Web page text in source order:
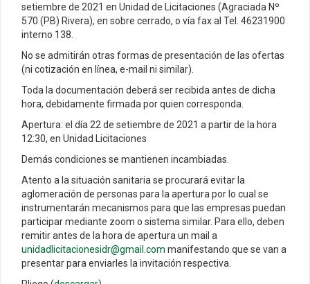
setiembre de 2021 en Unidad de Licitaciones (Agraciada Nº
570 (PB) Rivera), en sobre cerrado, o vía fax al Tel. 46231900
interno 138.
No se admitirán otras formas de presentación de las ofertas
(ni cotización en línea, e-mail ni similar).
Toda la documentación deberá ser recibida antes de dicha
hora, debidamente firmada por quien corresponda.
Apertura: el día 22 de setiembre de 2021 a partir de la hora
12:30, en Unidad Licitaciones
Demás condiciones se mantienen incambiadas.
Atento a la situación sanitaria se procurará evitar la
aglomeración de personas para la apertura por lo cual se
instrumentarán mecanismos para que las empresas puedan
participar mediante zoom o sistema similar. Para ello, deben
remitir antes de la hora de apertura un mail a
unidadlicitacionesidr@gmail.com manifestando que se van a
presentar para enviarles la invitación respectiva.